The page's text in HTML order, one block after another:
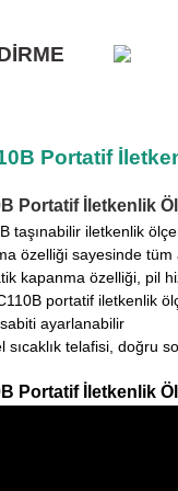
Portatif
Portatif İletkenlik
taşınabilir iletkenlik
özelliği sayesinde
kapanma özelliği, pil
portatif iletkenlik
ayarlanabilir
sıcaklık telafisi, doğru
Portatif İletkenlik